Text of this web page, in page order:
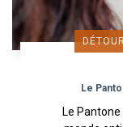
Le
Le